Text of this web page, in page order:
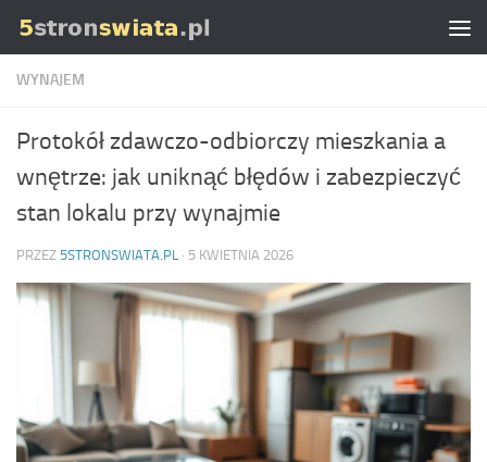
Skip to content
WYNAJEM
Protokół zdawczo-odbiorczy mieszkania a
wnętrze: jak uniknąć błędów i zabezpieczyć
stan lokalu przy wynajmie
PRZEZ 5STRONSWIATA.PL · 5 KWIETNIA 2026